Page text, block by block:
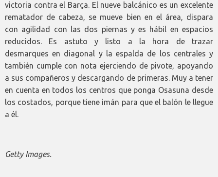
victoria contra el Barça. El nueve balcánico es un excelente
rematador de cabeza, se mueve bien en el área, dispara
con agilidad con las dos piernas y es hábil en espacios
reducidos. Es astuto y listo a la hora de trazar
desmarques en diagonal y la espalda de los centrales y
también cumple con nota ejerciendo de pivote, apoyando
a sus compañeros y descargando de primeras. Muy a tener
en cuenta en todos los centros que ponga Osasuna desde
los costados, porque tiene imán para que el balón le llegue
a él.
Getty Images.